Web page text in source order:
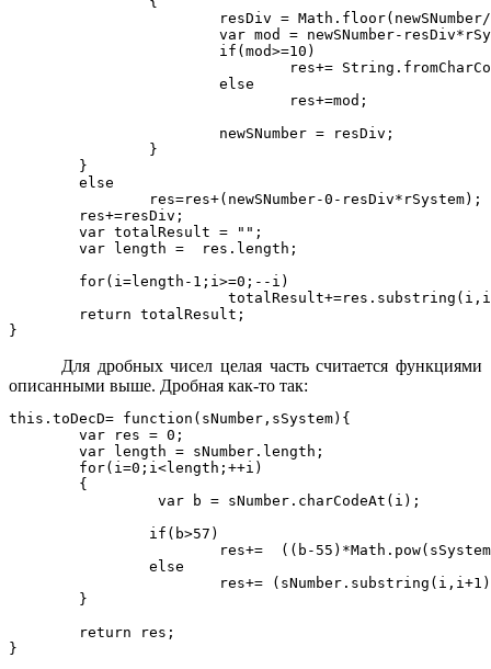
Для дробных чисел целая часть считается функциями
описанными выше. Дробная как-то так:
this.toDecD= function(sNumber,sSystem){
}